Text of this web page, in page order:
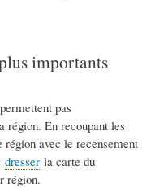
importants
pas
région. En recoupant les
région avec le recensement
dresser la carte du
région.